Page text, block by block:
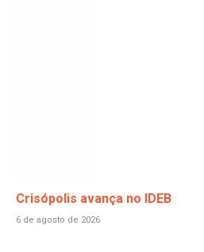
Crisópolis avança no IDEB
6 de agosto de 2026